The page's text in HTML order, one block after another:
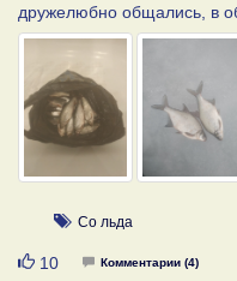
дружелюбно общались, в
Со льда
Нравится
10 Комментарии (4)